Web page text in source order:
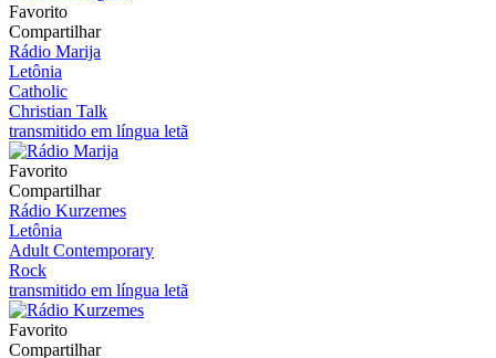
Favorito
Compartilhar
Rádio Marija
Letônia
Catholic
Christian Talk
transmitido em língua letã
Favorito
Compartilhar
Rádio Kurzemes
Letônia
Adult Contemporary
Rock
transmitido em língua letã
Favorito
Compartilhar